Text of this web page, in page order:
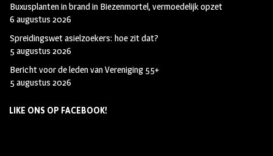
Buxusplanten in brand in Biezenmortel, vermoedelijk opzet
6 augustus 2026
Spreidingswet asielzoekers: hoe zit dat?
5 augustus 2026
Bericht voor de leden van Vereniging 55+
5 augustus 2026
LIKE ONS OP FACEBOOK!